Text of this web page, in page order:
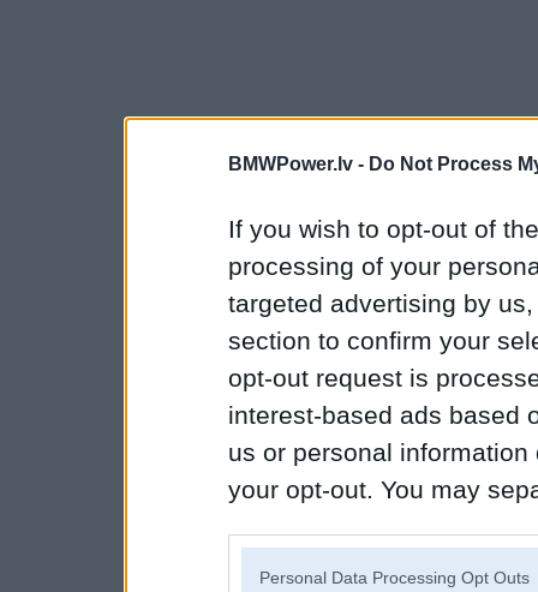
BMWPower.lv - Do Not Process
If you wish to opt-out of
processing of your
targeted advertising by
section to confirm your
opt-out request is
interest-based ads based
us or personal
your opt-out. You may
Personal Data Processing Opt Outs